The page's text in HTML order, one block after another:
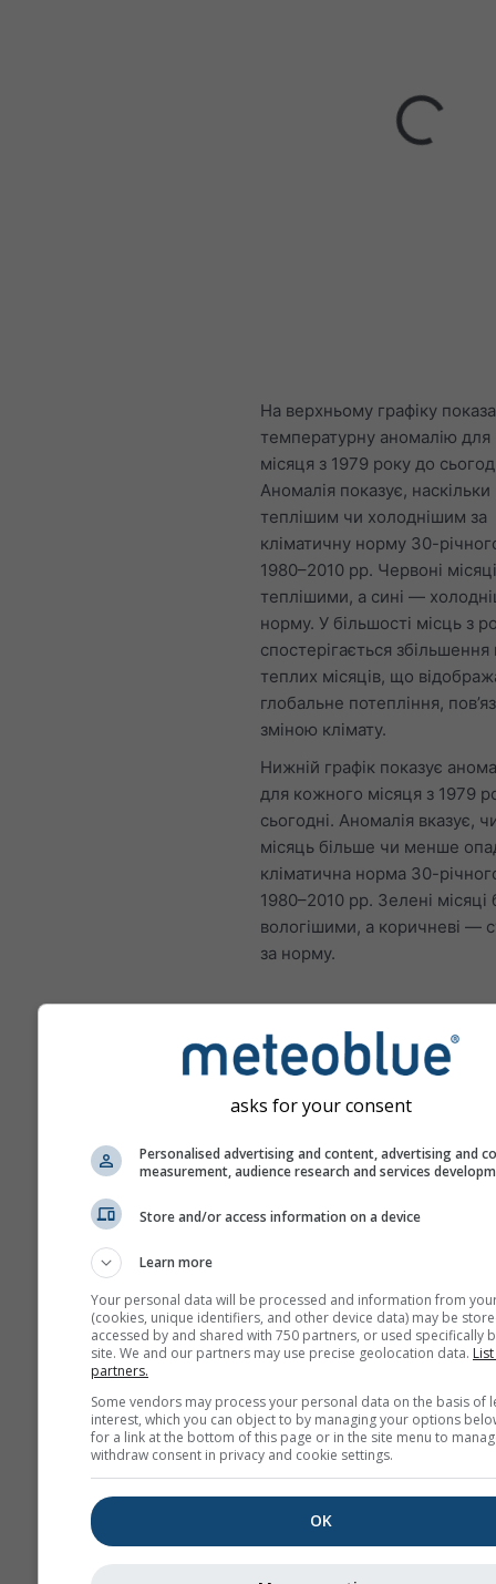
На верхньому графіку
температурну аномалію
місяця з 1979 року до
Аномалія показує,
теплішим чи холоднішим за
кліматичну норму 30-
1980–2010 рр. Червоні
теплішими, а сині —
норму. У більшості місць з
спостерігається збільшення
теплих місяців, що
глобальне потепління,
зміною клімату.
Нижній графік показує
для кожного місяця з 1979
сьогодні. Аномалія вказує,
місяць більше чи менше
кліматична норма 30-
1980–2010 рр. Зелені місяці
вологішими, а коричневі —
за норму.
Зміна клімату – Tirana
температури та опадів за
Jan Feb Mar
May Jun Jul
asks for your consent
Personalised advertising and content, advertising and
measurement, audience research and services
Store and/or access information on a device
Learn more
Your personal data will be processed and information from
(cookies, unique identifiers, and other device data) may be
accessed by and shared with 750 partners, or used specifically
site. We and our partners may use precise geolocation data.
partners.
Some vendors may process your personal data on the basis of
interest, which you can object to by managing your options
for a link at the bottom of this page or in the site menu to
withdraw consent in privacy and cookie settings.
OK